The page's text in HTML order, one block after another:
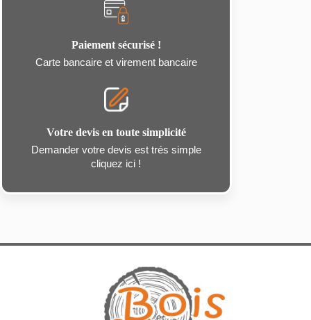
Paiement sécurisé !
Carte bancaire et virement bancaire
Votre devis en toute simplicité
Demander votre devis est trés simple
cliquez ici !